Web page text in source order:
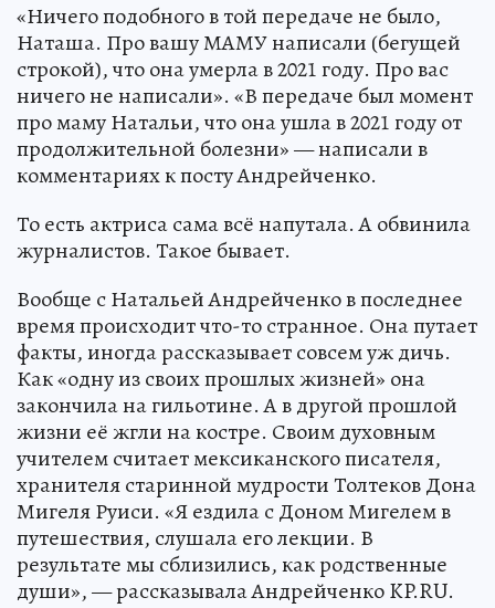
«Ничего подобного в той передаче не было,
Наташа. Про вашу МАМУ написали (бегущей
строкой), что она умерла в 2021 году. Про вас
ничего не написали». «В передаче был момент
про маму Натальи, что она ушла в 2021 году от
продолжительной болезни» — написали в
комментариях к посту Андрейченко.
То есть актриса сама всё напутала. А обвинила
журналистов. Такое бывает.
Вообще с Натальей Андрейченко в последнее
время происходит что-то странное. Она путает
факты, иногда рассказывает совсем уж дичь.
Как «одну из своих прошлых жизней» она
закончила на гильотине. А в другой прошлой
жизни её жгли на костре. Своим духовным
учителем считает мексиканского писателя,
хранителя старинной мудрости Толтеков Дона
Мигеля Руиси. «Я ездила с Доном Мигелем в
путешествия, слушала его лекции. В
результате мы сблизились, как родственные
души», — рассказывала Андрейченко KP.RU.